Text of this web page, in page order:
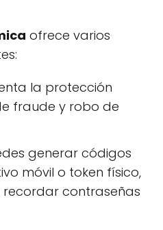
ofrece varios
la protección
fraude y robo de
generar códigos
móvil o token físico,
recordar contraseñas